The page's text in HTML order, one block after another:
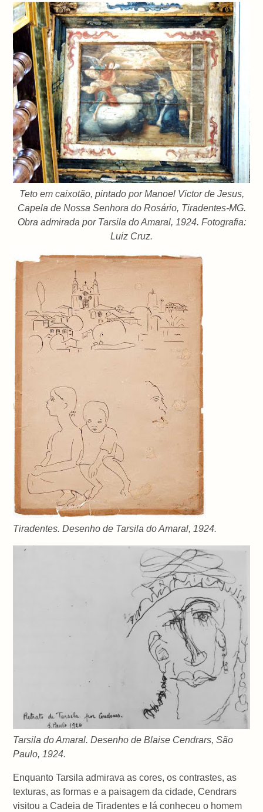
Teto em caixotão, pintado por Manoel Victor de Jesus,
Capela de Nossa Senhora do Rosário, Tiradentes-MG.
Obra admirada por Tarsila do Amaral, 1924. Fotografia:
Luiz Cruz.
Tiradentes. Desenho de Tarsila do Amaral, 1924.
Tarsila do Amaral. Desenho de Blaise Cendrars, São
Paulo, 1924.
Enquanto Tarsila admirava as cores, os contrastes, as
texturas, as formas e a paisagem da cidade, Cendrars
visitou a Cadeia de Tiradentes e lá conheceu o homem